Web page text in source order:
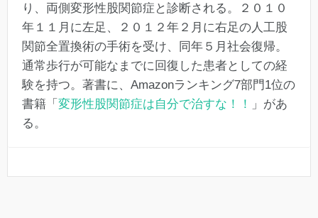
り、両側変形性股関節症と診断される。２０１０
年１１月に左足、２０１２年２月に右足の人工股
関節全置換術の手術を受け、同年５月社会復帰。
通常歩行が可能なまでに回復した患者としての経
験を持つ。著書に、Amazonランキング7部門1位の
書籍「 変形性股関節症は自分で治すな！！
」があ
る。